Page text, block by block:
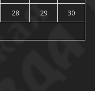
28 29
30